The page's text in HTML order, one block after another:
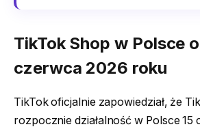
TikTok Shop w Polsce
czerwca 2026 roku
TikTok oficjalnie zapowiedział, że
rozpocznie działalność w Polsce 15